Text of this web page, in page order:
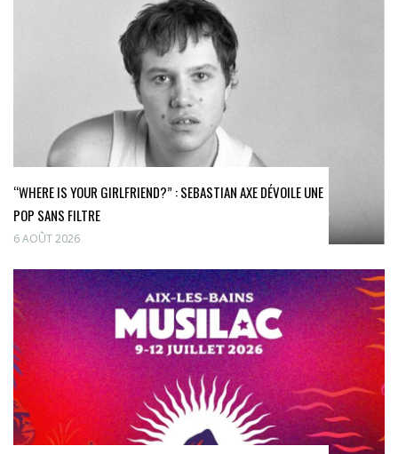
“WHERE IS YOUR GIRLFRIEND?” : SEBASTIAN AXE DÉVOILE UNE
POP SANS FILTRE
6 AOÛT 2026